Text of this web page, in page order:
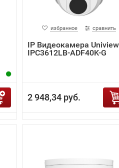
избранное сравнить
IP Видеокамера Uniview
IPC3612LB-ADF40K-G
2 948,34 руб.